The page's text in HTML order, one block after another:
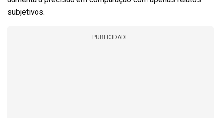
subjetivos.
PUBLICIDADE